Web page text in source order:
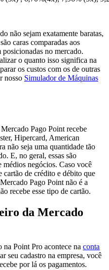
não sejam exatamente baratas,
caras comparadas aos
no mercado.
o quanto isso significa na
os custos com os de outras
nosso Simulador de Máquinas
Pago Point recebe
Hipercard, American
não seja uma quantidade tão
E, no geral, essas são
médios negócios. Caso você
cartão de crédito e débito que
Pago Point não é a
recebe esse tipo de cartão.
da Mercado
Point Pro acontece na conta
seu cadastro na empresa, você
por lá os pagamentos.